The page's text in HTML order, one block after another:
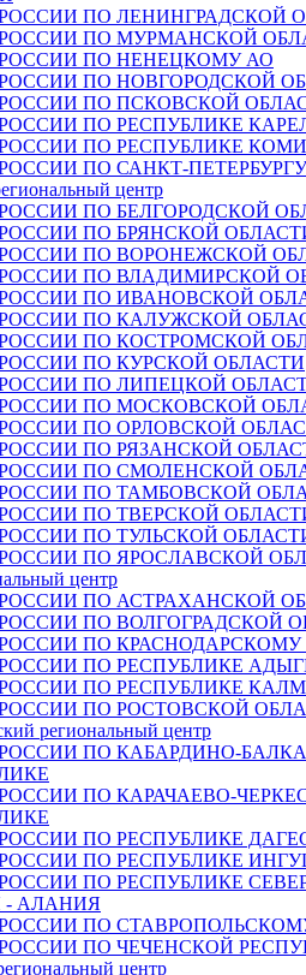
ПО ЛЕНИНГРАДСКОЙ
ПО МУРМАНСКОЙ
ПО НЕНЕЦКОМУ АО
ПО НОВГОРОДСКОЙ
ПО ПСКОВСКОЙ
ПО РЕСПУБЛИКЕ
ПО РЕСПУБЛИКЕ КОМИ
ПО САНКТ-ПЕТЕРБУРГУ
центр
ПО БЕЛГОРОДСКОЙ
ПО БРЯНСКОЙ
ПО ВОРОНЕЖСКОЙ
ПО ВЛАДИМИРСКОЙ
ПО ИВАНОВСКОЙ
ПО КАЛУЖСКОЙ
ПО КОСТРОМСКОЙ
ПО КУРСКОЙ ОБЛАСТИ
ПО ЛИПЕЦКОЙ
ПО МОСКОВСКОЙ
ПО ОРЛОВСКОЙ
ПО РЯЗАНСКОЙ
ПО СМОЛЕНСКОЙ
ПО ТАМБОВСКОЙ
ПО ТВЕРСКОЙ
ПО ТУЛЬСКОЙ
ПО ЯРОСЛАВСКОЙ
центр
ПО АСТРАХАНСКОЙ
ПО ВОЛГОГРАДСКОЙ
ПО
ПО РЕСПУБЛИКЕ
ПО РЕСПУБЛИКЕ
ПО РОСТОВСКОЙ
региональный центр
ПО КАБАРДИНО-
ПО КАРАЧАЕВО-
ПО РЕСПУБЛИКЕ
ПО РЕСПУБЛИКЕ
ПО РЕСПУБЛИКЕ
- АЛАНИЯ
ПО
ПО ЧЕЧЕНСКОЙ
центр